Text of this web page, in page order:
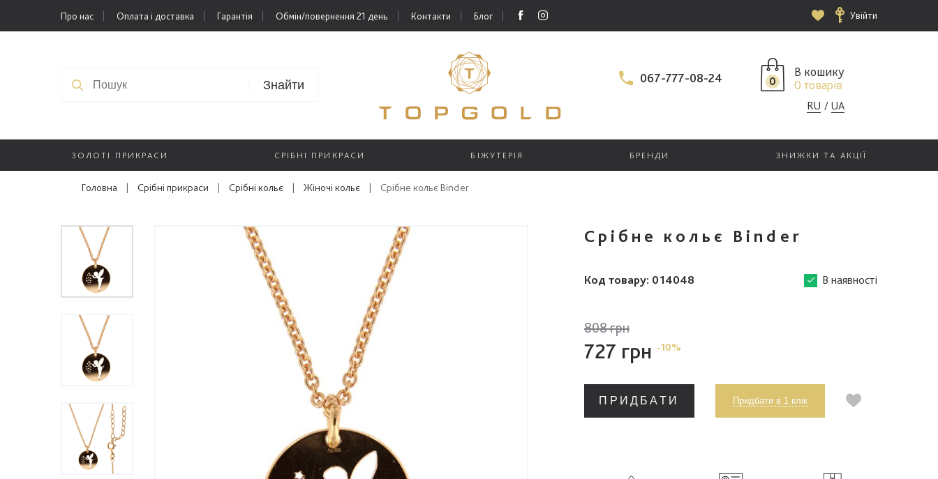
Про нас Оплата і доставка Гарантія Обмін/повернення 21 день Контакти Блог Увійти
Знайти 067-777-08-24 0
В кошику
0 товарів
RU UA
ЗОЛОТІ ПРИКРАСИ СРІБНІ ПРИКРАСИ БІЖУТЕРІЯ БРЕНДИ ЗНИЖКИ ТА АКЦІЇ
Головна | Срібні прикраси | Срібні кольє | Жіночі кольє | Срібне кольє Binder
Срібне кольє Binder
Код товару: 014048 В наявності
808 грн
727 грн -10%
ПРИДБАТИ Придбати в 1 клік